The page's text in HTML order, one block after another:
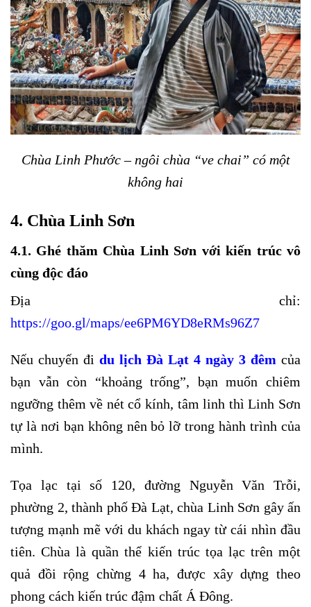
Chùa Linh Phước – ngôi chùa “ve chai” có một
không hai
4. Chùa Linh Sơn
4.1. Ghé thăm Chùa Linh Sơn với kiến trúc vô
cùng độc đáo
Địa chỉ:
https://goo.gl/maps/ee6PM6YD8eRMs96Z7
Nếu chuyến đi du lịch Đà Lạt 4 ngày 3 đêm của
bạn vẫn còn “khoảng trống”, bạn muốn chiêm
ngưỡng thêm về nét cổ kính, tâm linh thì Linh Sơn
tự là nơi bạn không nên bỏ lỡ trong hành trình của
mình.
Tọa lạc tại số 120, đường Nguyễn Văn Trỗi,
phường 2, thành phố Đà Lạt, chùa Linh Sơn gây ấn
tượng mạnh mẽ với du khách ngay từ cái nhìn đầu
tiên. Chùa là quần thể kiến trúc tọa lạc trên một
quả đồi rộng chừng 4 ha, được xây dựng theo
phong cách kiến trúc đậm chất Á Đông.